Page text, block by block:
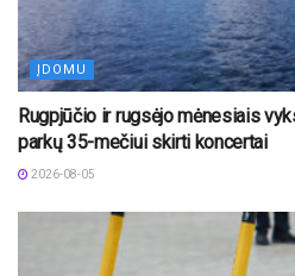
ĮDOMU
Rugpjūčio ir rugsėjo mėnesiais
parkų 35-mečiui skirti koncertai
2026-08-05